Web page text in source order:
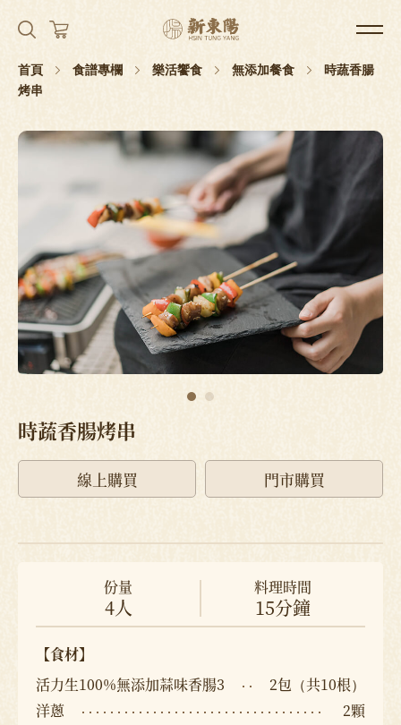
首頁 食譜專欄 樂活饗食 無添加餐食
時蔬香腸
烤串
時蔬香腸烤串
線上購買 門市購買
份量
4人
料理時間
15分鐘
【食材】
活力生100%無添加蒜味香腸3
2包（共10根）
洋蔥
2顆